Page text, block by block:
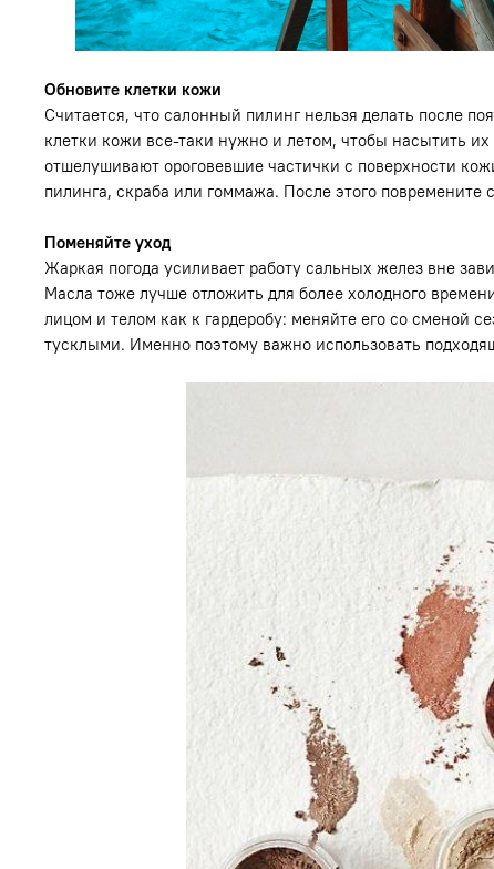
Обновите клетки кожи
Считается, что салонный пилинг нельзя делать после
клетки кожи все-таки нужно и летом, чтобы насытить
отшелушивают ороговевшие частички с поверхности
пилинга, скраба или гоммажа. После этого
Поменяйте уход
Жаркая погода усиливает работу сальных желез вне
Масла тоже лучше отложить для более холодного
лицом и телом как к гардеробу: меняйте его со сменой
тусклыми. Именно поэтому важно использовать